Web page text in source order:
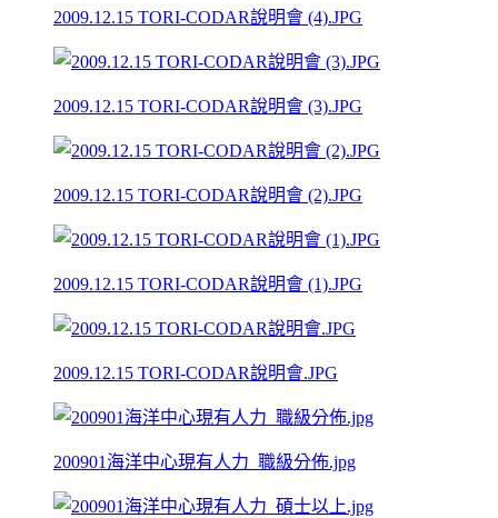
2009.12.15 TORI-CODAR說明會 (4).JPG
2009.12.15 TORI-CODAR說明會 (3).JPG
2009.12.15 TORI-CODAR說明會 (2).JPG
2009.12.15 TORI-CODAR說明會 (1).JPG
2009.12.15 TORI-CODAR說明會.JPG
200901海洋中心現有人力_職級分佈.jpg